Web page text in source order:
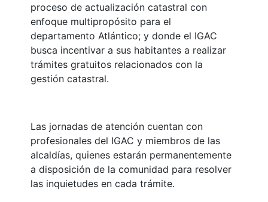
proceso de actualización catastral con
enfoque multipropósito para el
departamento Atlántico; y donde el IGAC
busca incentivar a sus habitantes a realizar
trámites gratuitos relacionados con la
gestión catastral.
Las jornadas de atención cuentan con
profesionales del IGAC y miembros de las
alcaldías, quienes estarán permanentemente
a disposición de la comunidad para resolver
las inquietudes en cada trámite.